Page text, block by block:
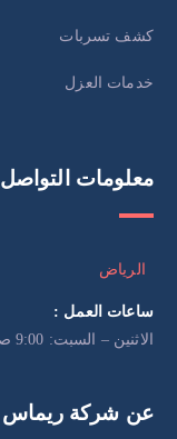
كشف تسربات
خدمات العزل
معلومات التواصل
الرياض
ساعات العمل :
الاثنين – السبت: 9:00 صباحًا – 5:00 مساءً، الأحد: مغلق
عن شركة ريماس